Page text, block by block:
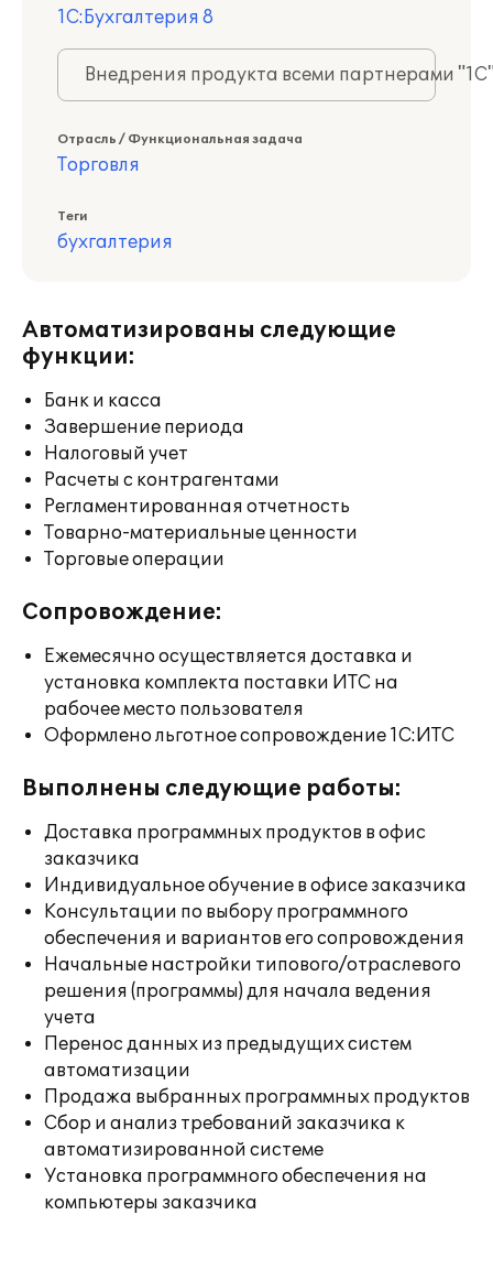
1С:Бухгалтерия 8
Внедрения продукта всеми партнерами
Отрасль / Функциональная задача
Торговля
Теги
бухгалтерия
Автоматизированы следующие
функции:
Банк и касса
Завершение периода
Налоговый учет
Расчеты с контрагентами
Регламентированная отчетность
Товарно-материальные ценности
Торговые операции
Сопровождение:
Ежемесячно осуществляется доставка и
установка комплекта поставки ИТС на
рабочее место пользователя
Оформлено льготное сопровождение 1С:ИТС
Выполнены следующие работы:
Доставка программных продуктов в офис
заказчика
Индивидуальное обучение в офисе заказчика
Консультации по выбору программного
обеспечения и вариантов его сопровождения
Начальные настройки типового/отраслевого
решения (программы) для начала ведения
учета
Перенос данных из предыдущих систем
автоматизации
Продажа выбранных программных продуктов
Сбор и анализ требований заказчика к
автоматизированной системе
Установка программного обеспечения на
компьютеры заказчика